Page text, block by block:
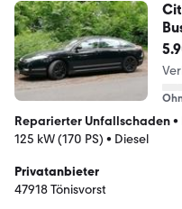
Reparierter Unfallschaden•
125 kW (170 PS) • Diesel
Privatanbieter
47918 Tönisvorst